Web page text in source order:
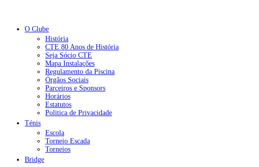
O Clube
História
CTE 80 Anos de História
Seja Sócio CTE
Mapa Instalações
Regulamento da Piscina
Órgãos Sociais
Parceiros e Sponsors
Horários
Estatutos
Politica de Privacidade
Ténis
Escola
Torneio Escada
Torneios
Bridge